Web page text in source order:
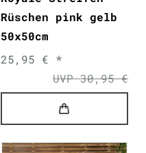
Rüschen pink gelb
50x50cm
UVP 30,95 €
25,95 € *